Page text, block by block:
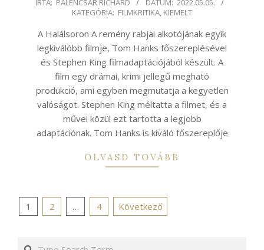
05
ÍRTA: PALENCSÁR RICHÁRD DÁTUM: 2022.05.05.
KATEGÓRIA: FILMKRITIKA, KIEMELT
A Halálsoron A remény rabjai alkotójának egyik
legkiválóbb filmje, Tom Hanks főszereplésével
és Stephen King filmadaptációjából készült. A
film egy drámai, krimi jellegű megható
produkció, ami egyben megmutatja a kegyetlen
valóságot. Stephen King méltatta a filmet, és a
művei közül ezt tartotta a legjobb
adaptációnak. Tom Hanks is kiváló főszereplője
OLVASD TOVÁBB
Bejegyzések
1 2 … 4 Következő
Search